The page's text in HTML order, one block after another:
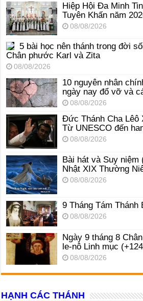
Hiệp Hội Đa Minh
Tuyên Khấn năm
08/08/2026
5 bài học nên thánh trong đời
Chân phước Karl và Zita
08/08/2026
10 nguyên nhân
ngày nay đổ vỡ và
08/08/2026
Đức Thánh Cha Lêô
Từ UNESCO đến
08/08/2026
Bài hát và Suy niệm
Nhật XIX Thường
08/08/2026
9 Tháng Tám Thánh
08/08/2026
Ngày 9 tháng 8
le-nô Linh mục
08/08/2026
HẠNH CÁC THÁNH